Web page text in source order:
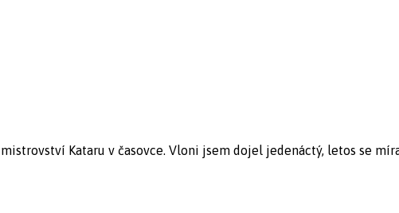
Kataru v časovce. Vloni jsem dojel jedenáctý, letos se